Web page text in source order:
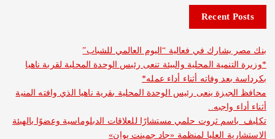
Recent
في فعالية “اليوم العالمي للشباب”
المحلية والبيئة تنعى رئيس الوحدة المحلية لقرية ناهيا
وفاته أثناء أداء عمله*
ينعى رئيس الوحدة المحلية بقرية ناهيا الذي وافته المنية
ثروت حلمي مستشارًا للعلاقات الدبلوماسية وعضوًا بالهيئة
العليا لمنظمة «جاد جمينت يوإن»